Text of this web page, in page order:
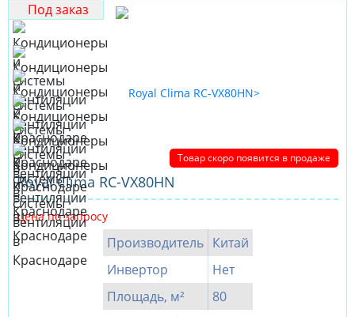
Под заказ
Товар скоро появится в продаже
Royal Clima RC-VX80HN
Цена по запросу
Производитель Китай
Инвертор
Нет
Площадь, м²
80